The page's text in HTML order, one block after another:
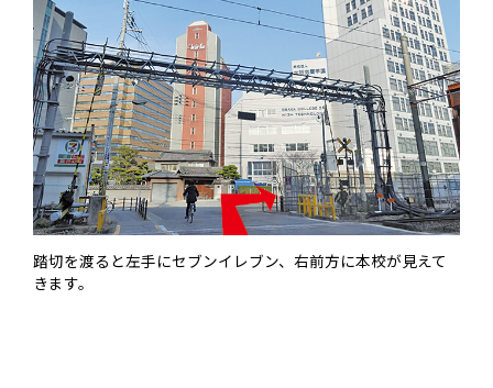
踏切を渡ると左手にセブンイレブン、右前方に本校が見えて
きます。